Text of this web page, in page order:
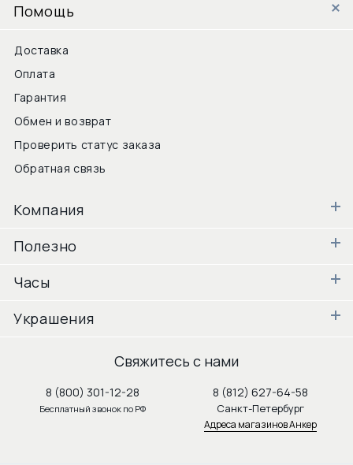
Помощь
Доставка
Оплата
Гарантия
Обмен и возврат
Проверить статус заказа
Обратная связь
Компания
Полезно
Часы
Украшения
Свяжитесь с нами
8 (800) 301-12-28
Бесплатный звонок по РФ
8 (812) 627-64-58
Санкт-Петербург
Адреса магазинов Анкер